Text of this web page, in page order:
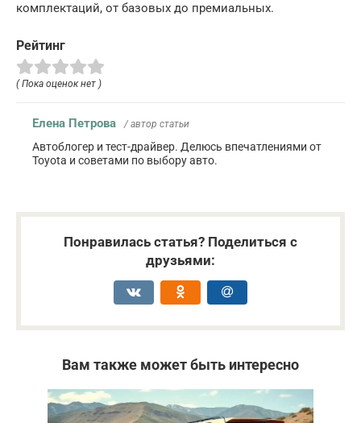
комплектаций, от базовых до премиальных.
Рейтинг
( Пока оценок нет )
Елена Петрова / автор статьи
Автоблогер и тест-драйвер. Делюсь впечатлениями от
Toyota и советами по выбору авто.
Понравилась статья? Поделиться с
друзьями:
Вам также может быть интересно